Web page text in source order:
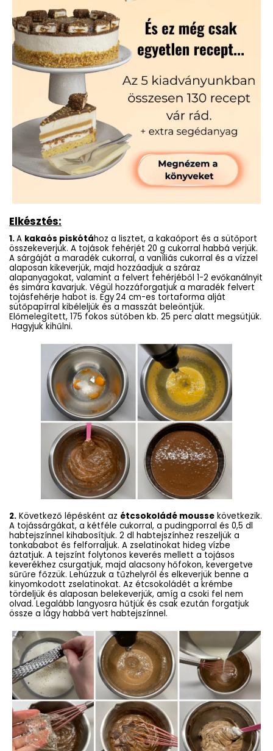
Elkésztés:
1.A kakaós piskótához a lisztet, a kakaóport és a sütőport
összekeverjük. A tojások fehérjét 20 g cukorral habbá verjük.
A sárgáját a maradék cukorral, a vaníliás cukorral és a vízzel
alaposan kikeverjük, majd hozzáadjuk a száraz
alapanyagokat, valamint a felvert fehérjéből 1-2 evőkanálnyit
és simára kavarjuk. Végül hozzáforgatjuk a maradék felvert
tojásfehérje habot is. Egy24 cm-es tortaforma alját
sütőpapírral kibéleljük és a masszát beleöntjük.
Előmelegített, 175 fokos sütőben kb. 25 perc alatt megsütjük.
Hagyjuk kihűlni.
2. Következő lépésként az étcsokoládé mousse következik.
A tojássárgákat, a kétféle cukorral, a pudingporral és 0,5 dl
habtejszínnel kihabosítjuk. 2 dl habtejszínhez reszeljük a
tonkababot és felforraljuk. A zselatinokat hideg vízbe
áztatjuk. A tejszínt folytonos keverés mellett a tojásos
keverékhez csurgatjuk, majd alacsony hőfokon, kevergetve
sűrűre főzzük. Lehúzzuk a tűzhelyről és elkeverjük benne a
kinyomkodott zselatinokat. Az étcsokoládét a krémbe
tördeljük és alaposan belekeverjük, amíg a csoki fel nem
olvad. Legalább langyosra hűtjük és csak ezután forgatjuk
össze a lágy habbá vert habtejszínnel.